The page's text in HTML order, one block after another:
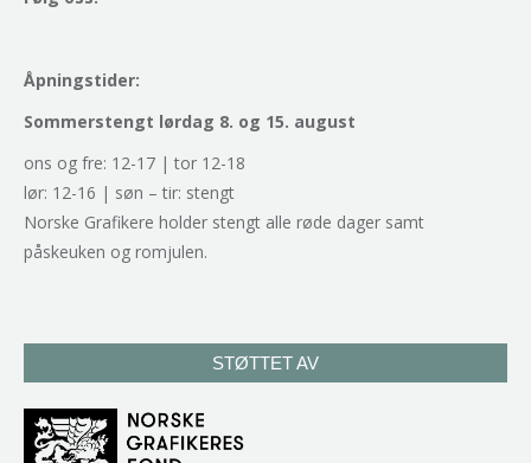
Åpningstider:
Sommerstengt lørdag 8. og 15. august
ons og fre: 12-17 | tor 12-18
lør: 12-16 | søn – tir: stengt
Norske Grafikere holder stengt alle røde dager samt
påskeuken og romjulen.
STØTTET AV